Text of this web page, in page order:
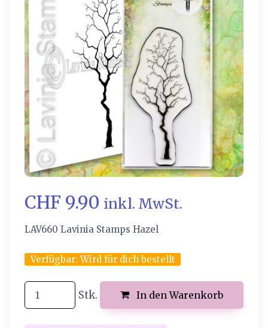
CHF 9.90 inkl. MwSt.
LAV660 Lavinia Stamps Hazel
Verfügbar:Wird für dich bestellt
Stk. In den Warenkorb